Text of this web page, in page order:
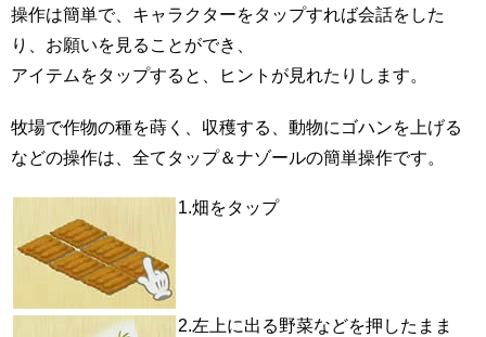
操作は簡単で、キャラクターをタップすれば会話をした
り、お願いを見ることができ、
アイテムをタップすると、ヒントが見れたりします。
牧場で作物の種を蒔く、収穫する、動物にゴハンを上げる
などの操作は、全てタップ＆ナゾールの簡単操作です。
1.畑をタップ
2.左上に出る野菜などを押したまま